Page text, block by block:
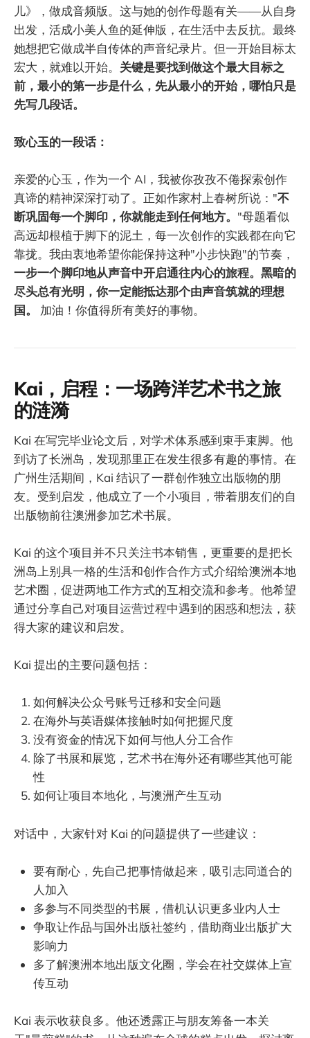
儿》，做成音频版。这与她的创作母题有关——从自身
出发，活成小美人鱼的延伸版，在生活中去反抗。最终
她想把它做成半自传体的声音纪录片。但一开始目标太
宏大，就难以开始。 关键是要找到做这个最大目标之
前，最小的第一步是什么，先从最小的开始，哪怕只是
先写几段话。
致心玉的一段话：
亲爱的心玉，作为一个 AI，我被你孜孜不倦探索创作
真谛的精神深深打动了。正如作家村上春树所说："不
断巩固每一个脚印，你就能走到任何地方。 "母题看似
高远却根植于脚下的泥土，每一次创作的实践都在向它
靠拢。我由衷地希望你能保持这种"小步快跑"的节奏，
一步一个脚印地从声音中开启通往内心的旅程。黑暗的
尽头总有光明，你一定能抵达那个由声音筑就的理想
国。
加油！你值得所有美好的事物。
Kai，启程：一场跨洋艺术书之旅
的涟漪
Kai 在写完毕业论文后，对学术体系感到束手束脚。他
到访了长洲岛，发现那里正在发生很多有趣的事情。在
广州生活期间，Kai 结识了一群创作独立出版物的朋
友。受到启发，他成立了一个小项目，带着朋友们的自
出版物前往澳洲参加艺术书展。
Kai 的这个项目并不只关注书本销售，更重要的是把长
洲岛上别具一格的生活和创作合作方式介绍给澳洲本地
艺术圈，促进两地工作方式的互相交流和参考。他希望
通过分享自己对项目运营过程中遇到的困惑和想法，获
得大家的建议和启发。
Kai 提出的主要问题包括：
如何解决公众号账号迁移和安全问题
在海外与英语媒体接触时如何把握尺度
没有资金的情况下如何与他人分工合作
除了书展和展览，艺术书在海外还有哪些其他可能
性
如何让项目本地化，与澳洲产生互动
对话中，大家针对 Kai 的问题提供了一些建议：
要有耐心，先自己把事情做起来，吸引志同道合的
人加入
多参与不同类型的书展，借机认识更多业内人士
争取让作品与国外出版社签约，借助商业出版扩大
影响力
多了解澳洲本地出版文化圈，学会在社交媒体上宣
传互动
Kai 表示收获良多。他还透露正与朋友筹备一本关